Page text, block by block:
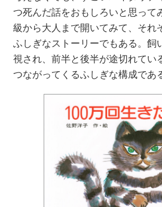
つ死んだ話をおもしろいと思って
級から大人まで開いてみて、それ
ふしぎなストーリーでもある。飼
視され、前半と後半が途切れてい
つながってくるふしぎな構成であ